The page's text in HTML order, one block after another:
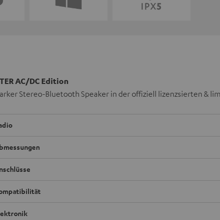
AC/DC Edition
Stereo-Bluetooth Speaker in der offiziell lizenzsierten &